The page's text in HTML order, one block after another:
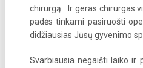
chirurgą. Ir geras chirurgas
padės tinkami pasiruošti
didžiausias Jūsų gyvenimo
Svarbiausia negaišti laiko ir